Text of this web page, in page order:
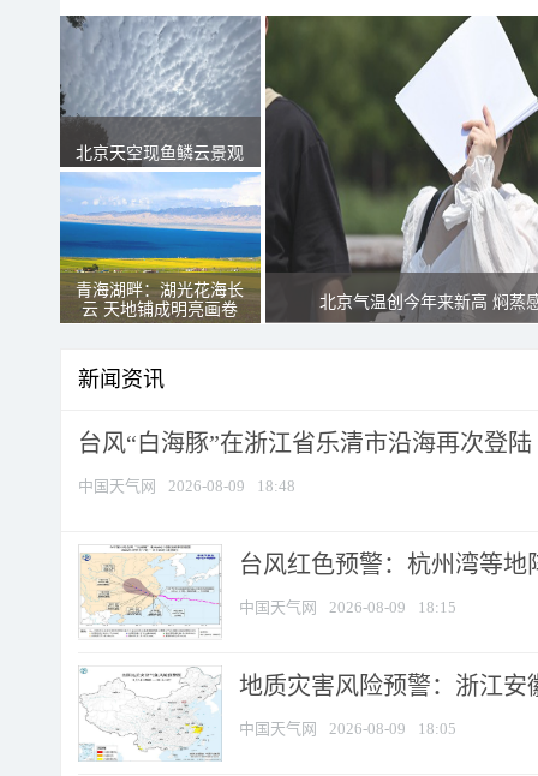
北京天空现鱼鳞云景观
青海湖畔：湖光花海长
云 天地铺成明亮画卷
北京气温创今年来新高 焖蒸
新闻资讯
台风“白海豚”在浙江省乐清市沿海再次登陆
中国天气网 2026-08-09 18:48
台风红色预警：杭州湾等地
中国天气网 2026-08-09 18:15
地质灾害风险预警：浙江安
中国天气网 2026-08-09 18:05